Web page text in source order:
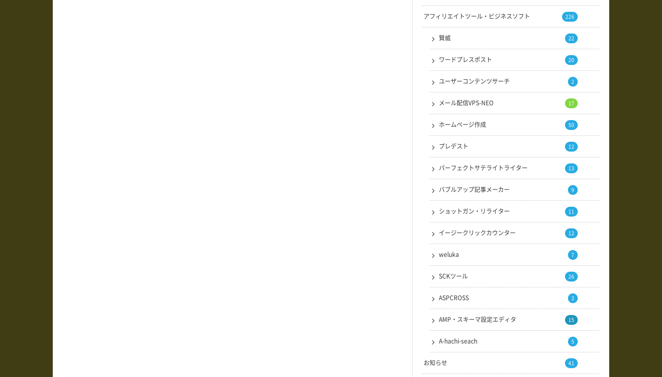
アフィリエイトツール・ビジネスソフト 226
賢威 22
ワードプレスポスト 20
ユーザーコンテンツサーチ 2
メール配信VPS-NEO 17
ホームページ作成 50
プレデスト 12
パーフェクトサテライトライター 13
バブルアップ記事メーカー 9
ショットガン・リライター 11
イージークリックカウンター 12
weluka 7
SCKツール 26
ASPCROSS 3
AMP・スキーマ設定エディタ 15
A-hachi-seach 5
お知らせ 41